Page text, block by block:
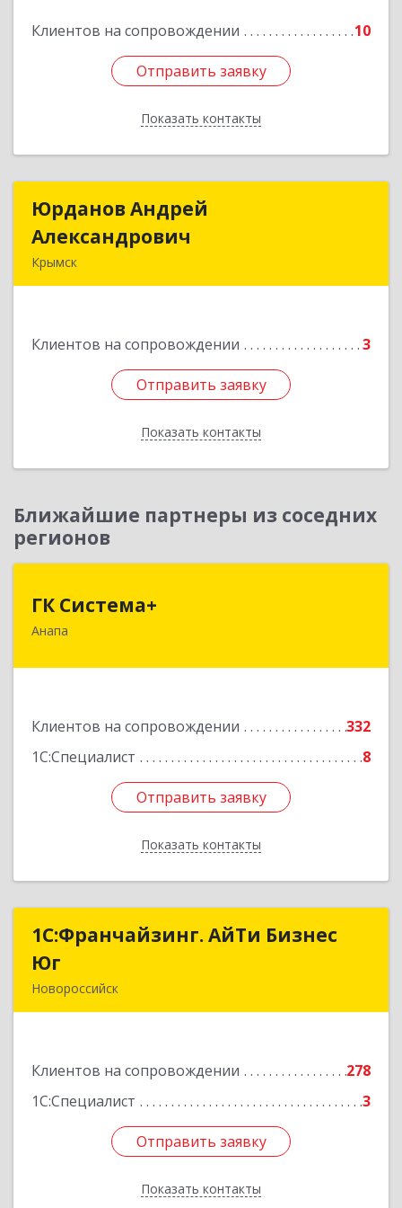
Клиентов на сопровождении 10
Отправить заявку
Показать контакты
Подробнее
Отправить заявку
Назад
Юрданов Андрей
Александрович
Крымск
Клиентов на сопровождении 3
Отправить заявку
Показать контакты
Юрданов Андрей
Подробнее
Отправить заявку
Назад
Ближайшие партнеры из соседних
регионов
ГК Система+
Анапа
Клиентов на сопровождении
332
1С:Специалист
8
Отправить заявку
Показать контакты
353450, Краснодарский край, Анапский р-н,
Подробнее
Отправить заявку
Назад
1С:Франчайзинг. АйТи Бизнес
Юг
Новороссийск
Клиентов на сопровождении
278
1С:Специалист
3
Отправить заявку
Показать контакты
1С:Франчайзинг. АйТи Бизнес
Подробнее
Отправить заявку
Назад